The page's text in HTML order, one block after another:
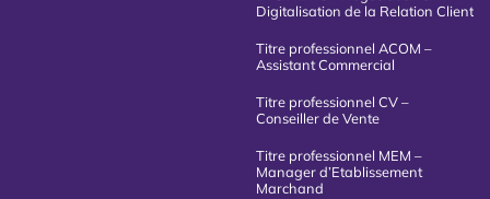
Digitalisation de la Relation Client
Titre professionnel ACOM –
Assistant Commercial
Titre professionnel CV –
Conseiller de Vente
Titre professionnel MEM –
Manager d’Etablissement
Marchand